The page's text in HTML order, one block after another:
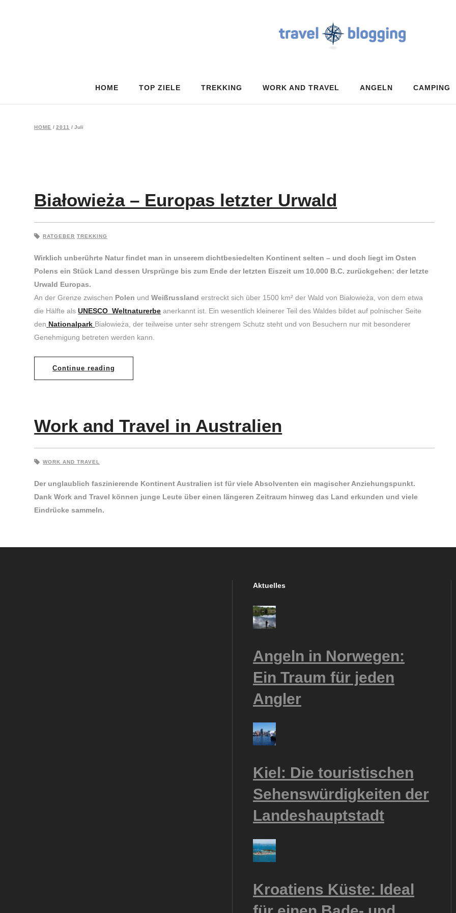
HOME TOP ZIELE TREKKING WORK AND TRAVEL ANGELN CAMPING
HOME / 2011 / Juli
Białowieża – Europas letzter Urwald
RATGEBER TREKKING
Wirklich unberührte Natur findet man in unserem dichtbesiedelten Kontinent selten – und doch liegt im Osten
Polens ein Stück Land dessen Ursprünge bis zum Ende der letzten Eiszeit um 10.000 B.C. zurückgehen: der letzte
Urwald Europas.
An der Grenze zwischen Polen undWeißrussland erstreckt sich über 1500 km² der Wald von Białowieża, von dem etwa
die Hälfte alsUNESCO Weltnaturerbe anerkannt ist. Ein wesentlich kleinerer Teil des Waldes bildet auf polnischer Seite
den Nationalpark Białowieża, der teilweise unter sehr strengem Schutz steht und von Besuchern nur mit besonderer
Genehmigung betreten werden kann.
Continue reading
Work and Travel in Australien
WORK AND TRAVEL
Der unglaublich faszinierende Kontinent Australien ist für viele Absolventen ein magischer Anziehungspunkt.
Dank Work and Travel können junge Leute über einen längeren Zeitraum hinweg das Land erkunden und viele
Eindrücke sammeln.
Aktuelles
Angeln in Norwegen:
Ein Traum für jeden
Angler
Kiel: Die touristischen
Sehenswürdigkeiten der
Landeshauptstadt
Kroatiens Küste: Ideal